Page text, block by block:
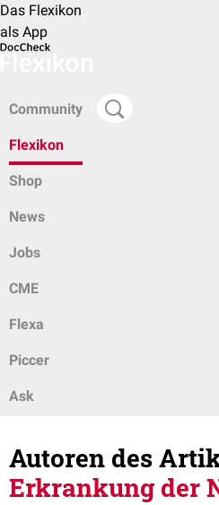
Das Flexikon
als App
Community
Flexikon
Shop
News
Jobs
CME
Flexa
Piccer
Ask
Autoren des
Erkrankung der